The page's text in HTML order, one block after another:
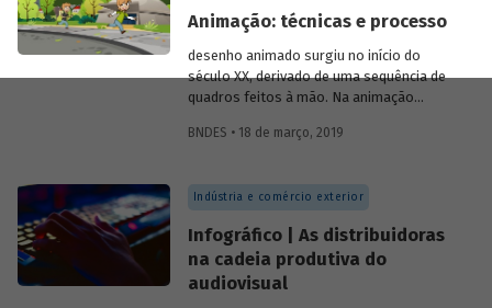
Animação: técnicas e processo
desenho animado surgiu no início do
século XX, derivado de uma sequência de
quadros feitos à mão. Na animação
papel e cada pose da personagem é
impressão de movimento. Atualmente,
com o avanço da computação, raras são
as animações manuais feitas para
comercialização no cinema ou na TV.
Surgida na década de 1970, a computação
BNDES • 18 de março, 2019
Indústria e comércio exterior
Infográfico | As distribuidoras
na cadeia produtiva do
audiovisual